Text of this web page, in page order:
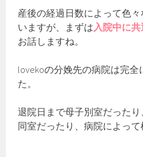
産後の経過日数によって色
いますが、まずは入院中に
お話しますね。
lovekoの分娩先の病院は完全
た。
退院日まで母子別室だった
同室だったり、病院によって